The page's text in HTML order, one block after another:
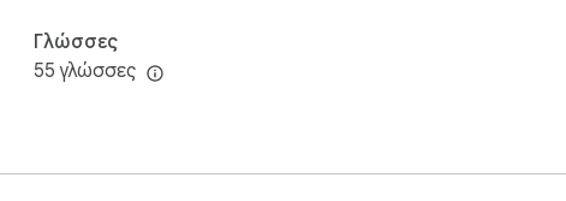
Γλώσσες
55 γλώσσες